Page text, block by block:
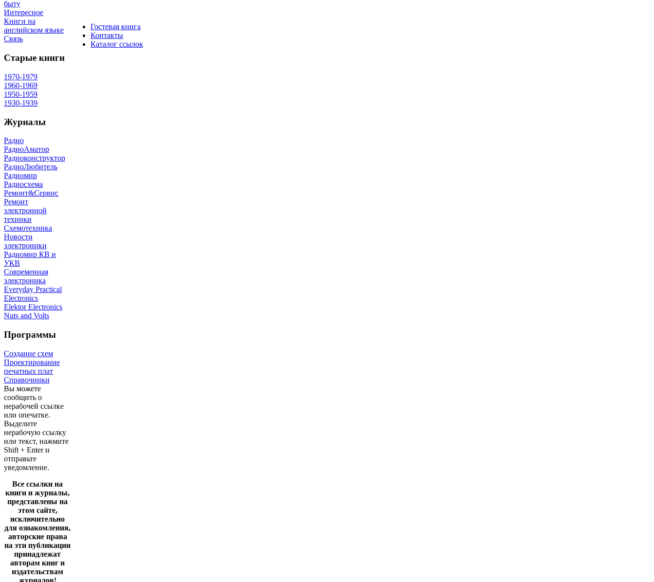
быту
Интересное
Книги на
английском языке
Связь
Старые книги
1970-1979
1960-1969
1950-1959
1930-1939
Журналы
Радио
РадиоАматор
Радиоконструктор
РадиоЛюбитель
Радиомир
Радиосхема
Ремонт&Сервис
Ремонт
электронной
техники
Схемотехника
Новости
электроники
Радиомир КВ и
УКВ
Современная
электроника
Everyday Practical
Electronics
Elektor Electronics
Nuts and Volts
Программы
Создание схем
Проектирование
печатных плат
Справочники
Вы можете
сообщить о
нерабочей ссылке
или опечатке.
Выделите
нерабочую ссылку
или текст, нажмите
Shift + Enter и
отправьте
уведомление.
Все ссылки на
книги и журналы,
представлены на
этом сайте,
исключительно
для ознакомления,
авторские права
на эти публикации
принадлежат
авторам книг и
издательствам
журналов!
Гостевая книга
Контакты
Каталог ссылок